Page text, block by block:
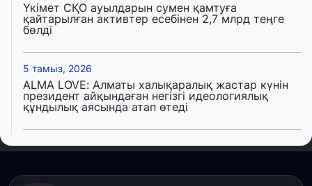
Үкімет СҚО ауылдарын сумен қамтуға
қайтарылған активтер есебінен 2,7 млрд теңге
бөлді
5 тамыз, 2026
ALMA LOVE: Алматы халықаралық жастар күнін
президент айқындаған негізгі идеологиялық
құндылық аясында атап өтеді
5 тамыз, 2026
тұрғын үйді салып бітті